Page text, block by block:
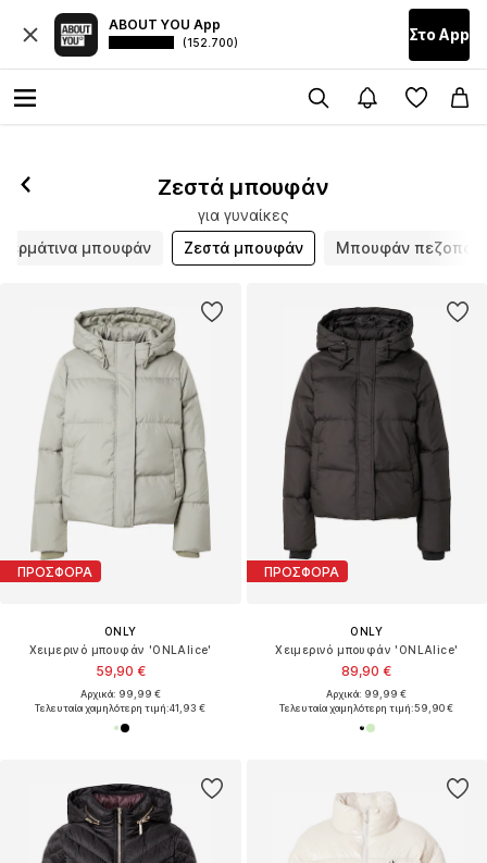
ABOUT YOU App
(152.700) Στο Αpp
Ζεστά μπουφάν
για γυναίκες
Δερμάτινα μπουφάν
Ζεστά μπουφάν Μπουφάν
ΠΡΟΣΦΟΡΑ
ONLY
Χειμερινό μπουφάν 'ONLAlice'
59,90 €
Αρχικά: 99,99 €
Τελευταία χαμηλότερη τιμή:41,93 €
ΠΡΟΣΦΟΡΑ
ONLY
Χειμερινό μπουφάν 'ONLAlice'
89,90 €
Αρχικά: 99,99 €
Τελευταία χαμηλότερη τιμή:59,90 €